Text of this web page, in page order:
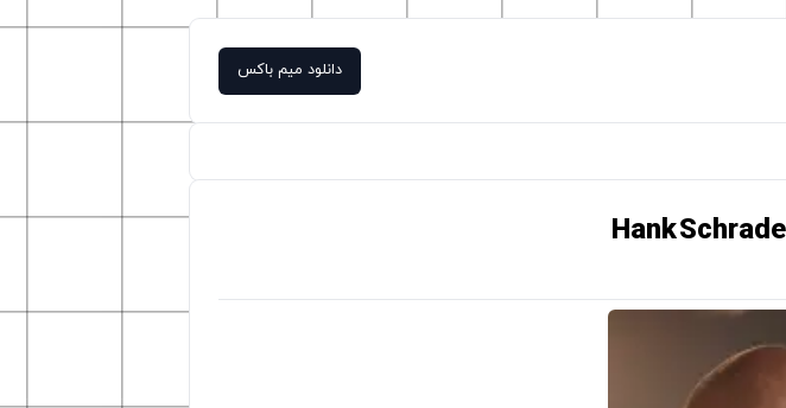
دانلود میم باکس